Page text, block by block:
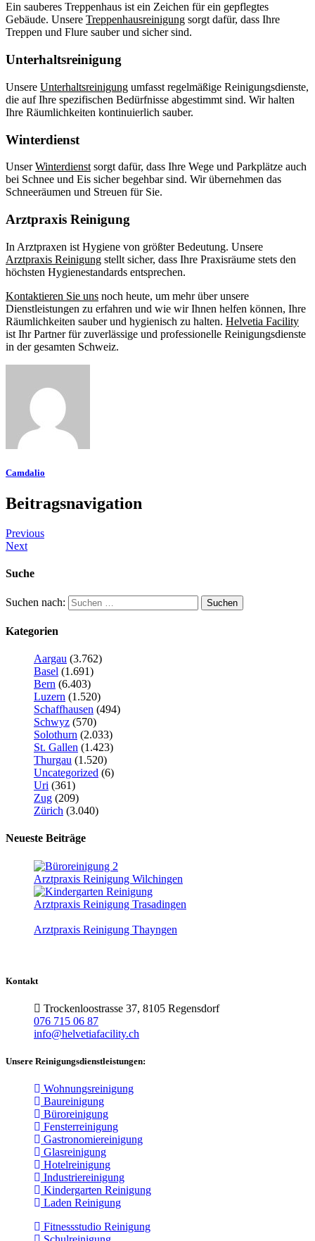
Ein sauberes Treppenhaus ist ein Zeichen für ein gepflegtes
Gebäude. Unsere Treppenhausreinigung sorgt dafür, dass Ihre
Treppen und Flure sauber und sicher sind.
Unterhaltsreinigung
Unsere Unterhaltsreinigung umfasst regelmäßige Reinigungsdienste,
die auf Ihre spezifischen Bedürfnisse abgestimmt sind. Wir halten
Ihre Räumlichkeiten kontinuierlich sauber.
Winterdienst
UnserWinterdienst sorgt dafür, dass Ihre Wege und Parkplätze auch
bei Schnee und Eis sicher begehbar sind. Wir übernehmen das
Schneeräumen und Streuen für Sie.
Arztpraxis Reinigung
In Arztpraxen ist Hygiene von größter Bedeutung. Unsere
Arztpraxis Reinigung stellt sicher, dass Ihre Praxisräume stets den
höchsten Hygienestandards entsprechen.
Kontaktieren Sie uns noch heute, um mehr über unsere
Dienstleistungen zu erfahren und wie wir Ihnen helfen können, Ihre
Räumlichkeiten sauber und hygienisch zu halten. Helvetia Facility
ist Ihr Partner für zuverlässige und professionelle Reinigungsdienste
in der gesamten Schweiz.
Camdalio
Beitragsnavigation
Previous
Next
Suche
Suchen nach:
Kategorien
Aargau (3.762)
Basel (1.691)
Bern (6.403)
Luzern (1.520)
Schaffhausen (494)
Schwyz (570)
Solothurn (2.033)
St. Gallen (1.423)
Thurgau (1.520)
Uncategorized (6)
Uri (361)
Zug (209)
Zürich (3.040)
Neueste Beiträge
Arztpraxis Reinigung Wilchingen
Arztpraxis Reinigung Trasadingen
Arztpraxis Reinigung Thayngen
Kontakt
Trockenloostrasse 37, 8105 Regensdorf
076 715 06 87
info@helvetiafacility.ch
Unsere Reinigungsdienstleistungen:
Wohnungsreinigung
Baureinigung
Büroreinigung
Fensterreinigung
Gastronomiereinigung
Glasreinigung
Hotelreinigung
Industriereinigung
Kindergarten Reinigung
Laden Reinigung
Fitnessstudio Reinigung